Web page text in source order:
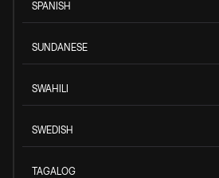
SPANISH
SUNDANESE
SWAHILI
SWEDISH
TAGALOG